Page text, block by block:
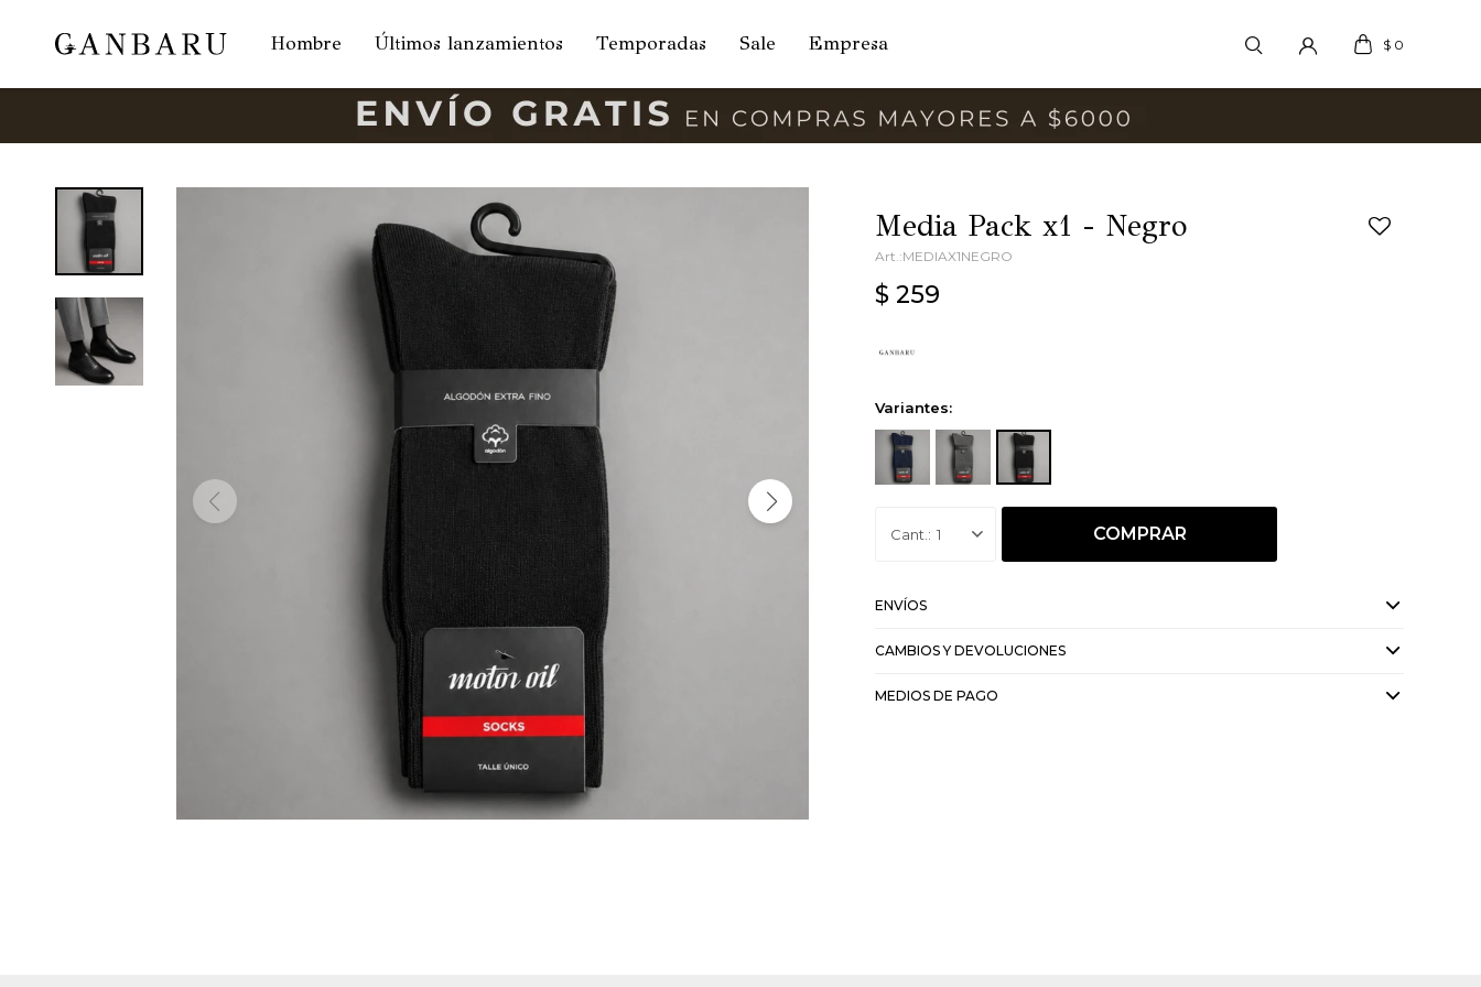
Hombre Últimos lanzamientos Temporadas Sale Empresa $ 0
Media Pack x1 - Negro
MEDIAX1NEGRO
$ 259
Variantes:
1 COMPRAR
ENVÍOS
CAMBIOS Y DEVOLUCIONES
MEDIOS DE PAGO